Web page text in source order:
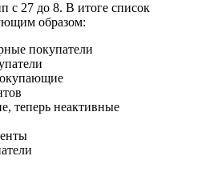
с 27 до 8. В итоге список
образом:
покупатели
теперь неактивные